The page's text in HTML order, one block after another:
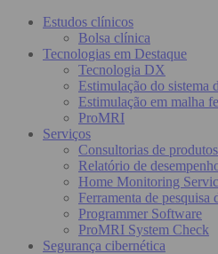
Estudos clínicos
Bolsa clínica
Tecnologias em Destaque
Tecnologia DX
Estimulação do sistema
Estimulação em malha
ProMRI
Serviços
Consultorias de
Relatório de
Home Monitoring
Ferramenta de pesquisa
Programmer Software
ProMRI System Check
Segurança cibernética